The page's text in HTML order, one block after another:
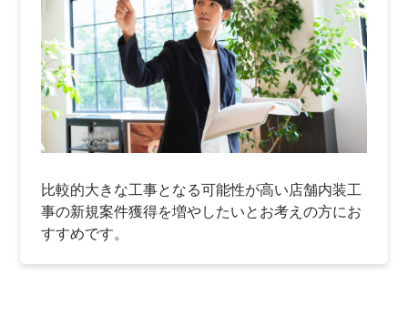
比較的大きな工事となる可能性が高い店舗内装工
事の新規案件獲得を増やしたいとお考えの方にお
すすめです。